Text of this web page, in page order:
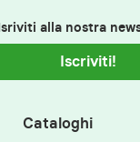
Isriviti alla nostra
Iscriviti!
Cataloghi